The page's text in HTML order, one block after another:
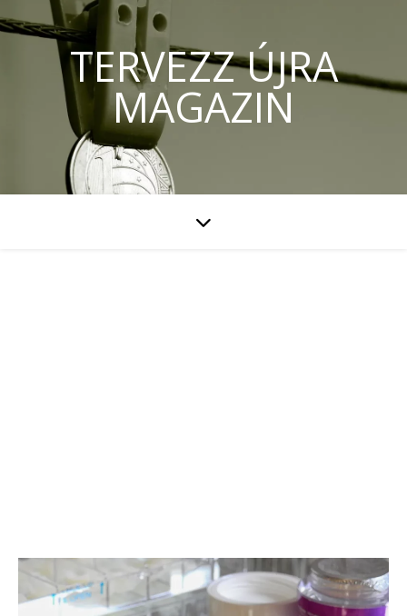
TERVEZZ ÚJRA
MAGAZIN